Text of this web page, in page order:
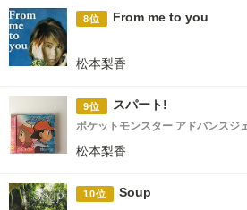
8位 From me to you
松本梨香
9位 スパート!
ポケットモンスター アドバンスジ
松本梨香
10位 Soup